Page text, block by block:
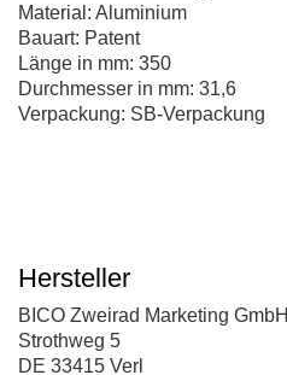
Material: Aluminium
Bauart: Patent
Länge in mm: 350
Durchmesser in mm: 31,6
Verpackung: SB-Verpackung
Hersteller
BICO Zweirad Marketing GmbH
Strothweg 5
DE 33415 Verl